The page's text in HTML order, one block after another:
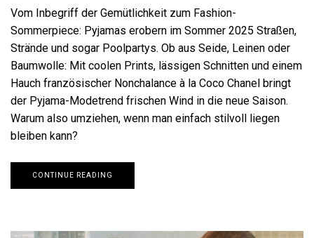
Vom Inbegriff der Gemütlichkeit zum Fashion-
Sommerpiece: Pyjamas erobern im Sommer 2025 Straßen,
Strände und sogar Poolpartys. Ob aus Seide, Leinen oder
Baumwolle: Mit coolen Prints, lässigen Schnitten und einem
Hauch französischer Nonchalance à la Coco Chanel bringt
der Pyjama-Modetrend frischen Wind in die neue Saison.
Warum also umziehen, wenn man einfach stilvoll liegen
bleiben kann?
CONTINUE READING